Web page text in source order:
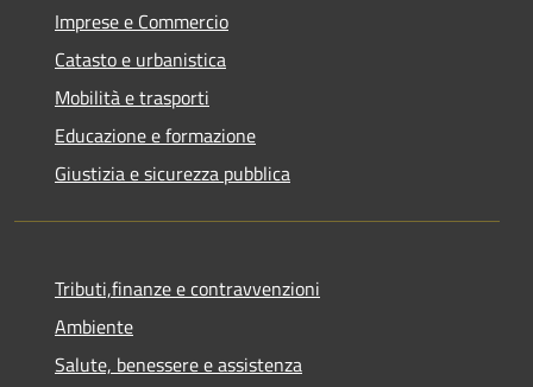
Imprese e Commercio
Catasto e urbanistica
Mobilità e trasporti
Educazione e formazione
Giustizia e sicurezza pubblica
Tributi,finanze e contravvenzioni
Ambiente
Salute, benessere e assistenza